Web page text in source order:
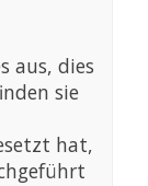
aus, dies
sie
hat,